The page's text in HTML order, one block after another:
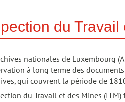
du Travail
nationales de Luxembourg
à long terme des
qui couvrent la période de
du Travail et des Mines